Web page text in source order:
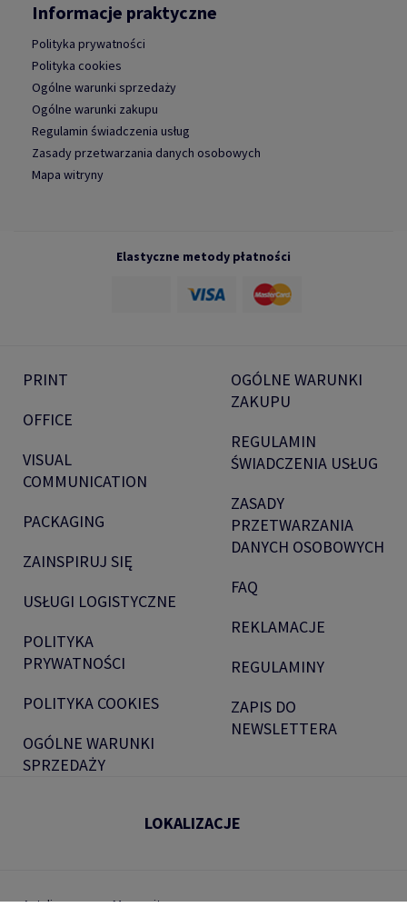
Informacje praktyczne
Polityka prywatności
Polityka cookies
Ogólne warunki sprzedaży
Ogólne warunki zakupu
Regulamin świadczenia usług
Zasady przetwarzania danych osobowych
Mapa witryny
Elastyczne metody płatności
PRINT
OFFICE
VISUAL
COMMUNICATION
PACKAGING
ZAINSPIRUJ SIĘ
USŁUGI LOGISTYCZNE
POLITYKA
PRYWATNOŚCI
POLITYKA COOKIES
OGÓLNE WARUNKI
SPRZEDAŻY
OGÓLNE WARUNKI
ZAKUPU
REGULAMIN
ŚWIADCZENIA USŁUG
ZASADY
PRZETWARZANIA
DANYCH OSOBOWYCH
FAQ
REKLAMACJE
REGULAMINY
ZAPIS DO
NEWSLETTERA
LOKALIZACJE
Antalis.com Mapa witryny